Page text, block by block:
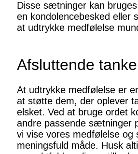
Disse sætninger kan
en kondolencebesked eller
at udtrykke medfølelse
Afsluttende
At udtrykke medfølelse er
at støtte dem, der oplever
elsket. Ved at bruge ordet
andre passende sætninger
vi vise vores medfølelse og
meningsfuld måde. Husk